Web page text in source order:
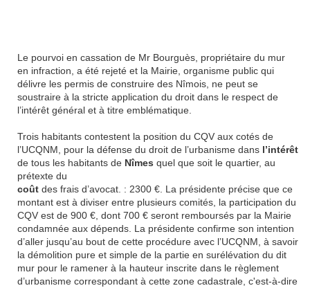
Le pourvoi en cassation de Mr Bourguès, propriétaire du mur
en infraction, a été rejeté et la Mairie, organisme public qui
délivre les permis de construire des Nîmois, ne peut se
soustraire à la stricte application du droit dans le respect de
l’intérêt général et à titre emblématique.
Trois habitants contestent la position du CQV aux cotés de
l’UCQNM, pour la défense du droit de l’urbanisme dans l’intérêt
de tous les habitants de Nîmes quel que soit le quartier, au
prétexte du
coût des frais d’avocat. : 2300 €. La présidente précise que ce
montant est à diviser entre plusieurs comités, la participation du
CQV est de 900 €, dont 700 € seront remboursés par la Mairie
condamnée aux dépends. La présidente confirme son intention
d’aller jusqu’au bout de cette procédure avec l’UCQNM, à savoir
la démolition pure et simple de la partie en surélévation du dit
mur pour le ramener à la hauteur inscrite dans le règlement
d’urbanisme correspondant à cette zone cadastrale, c'est-à-dire